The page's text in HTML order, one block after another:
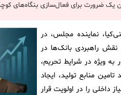
یک ضرورت برای فعال‌سازی بنگاه‌های
نماینده مجلس، در
راهبردی بانک‌ها در
ویژه در شرایط تحریم،
تامین منابع تولید، ایجاد
داخلی را در اولویت قرار